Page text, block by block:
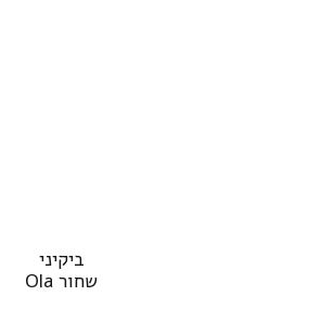
למוצר
יש
ביקיני
שחור Ola